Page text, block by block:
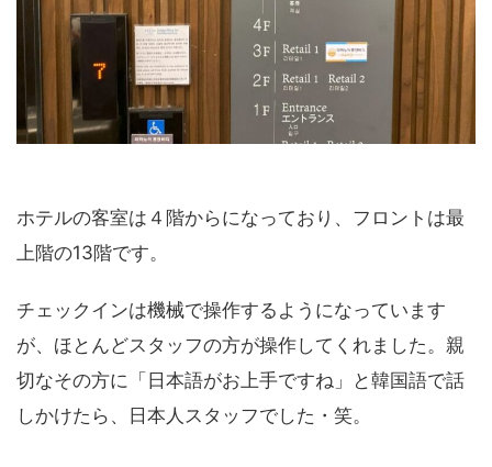
ホテルの客室は４階からになっており、フロントは最
上階の13階です。
チェックインは機械で操作するようになっています
が、ほとんどスタッフの方が操作してくれました。親
切なその方に「日本語がお上手ですね」と韓国語で話
しかけたら、日本人スタッフでした・笑。